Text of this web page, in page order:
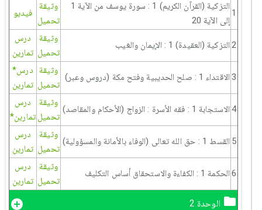
1
التزكية (القرآن الكريم) 1 : سورة يوسف من الآية 1
إلى الآية 20
وثيقة
تحميل
فيديو
2 التزكية (العقيدة) 1 : الإيمان والغيب
وثيقة
تحميل
درس
تمارين
3 الاقتداء 1 : صلح الحديبية وفتح مكة (دروس وعبر)
وثيقة
تحميل
درس*
تمارين
4 الاستجابة 1 : فقه الأسرة : الزواج (الأحكام والمقاصد)
وثيقة
تحميل
درس
تمارين*
5 القسط 1 : حق الله تعالى (الوفاء بالأمانة والمسؤولية)
وثيقة
تحميل
درس
تمارين
6 الحكمة 1 : الكفاءة والاستحقاق أساس التكليف
وثيقة
تحميل
درس
تمارين
الوحدة 2